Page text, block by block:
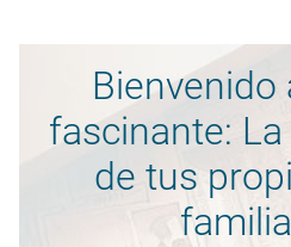
Bienvenido
fascinante:
de tus